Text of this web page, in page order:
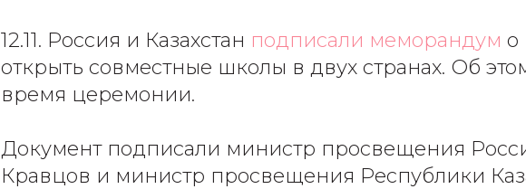
12.11. Россия и Казахстан подписали меморандум о
открыть совместные школы в двух странах. Об
время церемонии.
Документ подписали министр просвещения
Кравцов и министр просвещения Республики